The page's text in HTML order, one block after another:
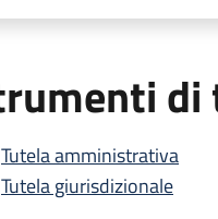
di
Tutela amministrativa
Tutela giurisdizionale